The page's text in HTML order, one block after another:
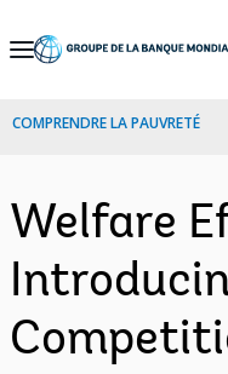
Skip
Navigation
COMPRENDRE LA PAUVRETÉ
Welfare